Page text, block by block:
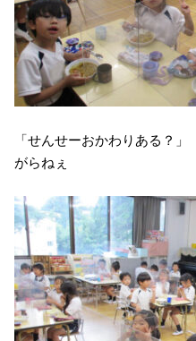
「せんせーおかわりある？
がらねぇ